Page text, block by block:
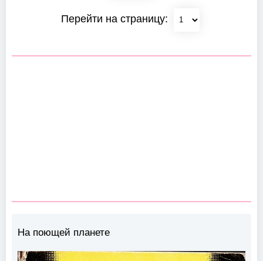
Перейти на страницу:
На поющей планете